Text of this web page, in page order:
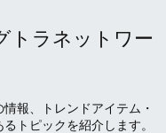
トラネットワー
報、トレンドアイテム・
トピックを紹介します。